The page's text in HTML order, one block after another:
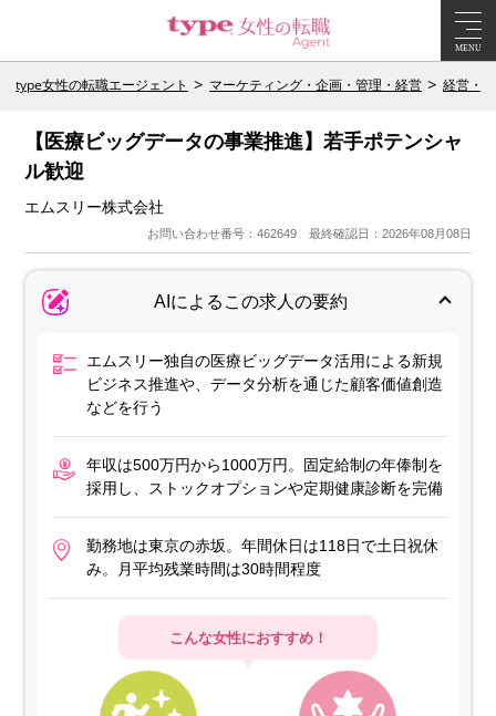
MENU
type女性の転職エージェント マーケティング・企画・管理・経営 経営・
【医療ビッグデータの事業推進】若手ポテンシャ
ル歓迎
エムスリー株式会社
お問い合わせ番号：462649 最終確認日：2026年08月08日
AIによるこの求人の要約
エムスリー独自の医療ビッグデータ活用による新規
ビジネス推進や、データ分析を通じた顧客価値創造
などを行う
年収は500万円から1000万円。固定給制の年俸制を
採用し、ストックオプションや定期健康診断を完備
勤務地は東京の赤坂。年間休日は118日で土日祝休
み。月平均残業時間は30時間程度
こんな女性におすすめ！